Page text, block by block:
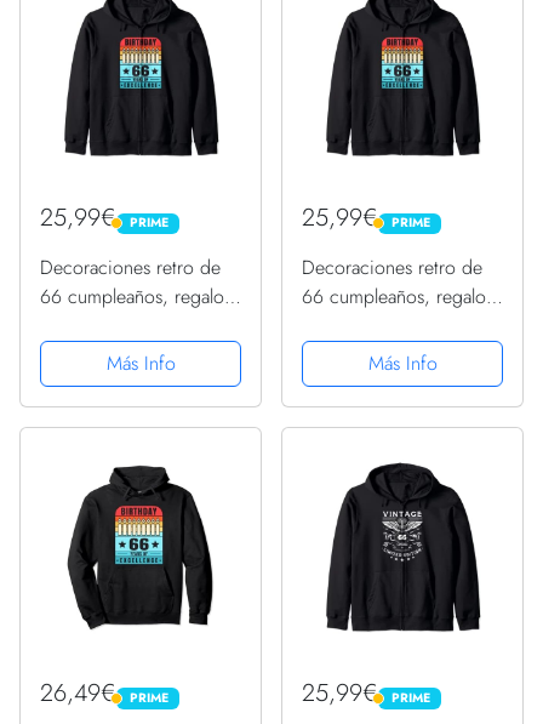
25,99€ PRIME
PRIME
Decoraciones retro de
66 cumpleaños, regalos
mujeres Sudadera con
Capucha
Más Info
25,99€ PRIME
PRIME
Decoraciones retro de
66 cumpleaños, regalos
hombres Sudadera con
Capucha
Más Info
26,49€ PRIME
PRIME 25,99€ PRIME
PRIME